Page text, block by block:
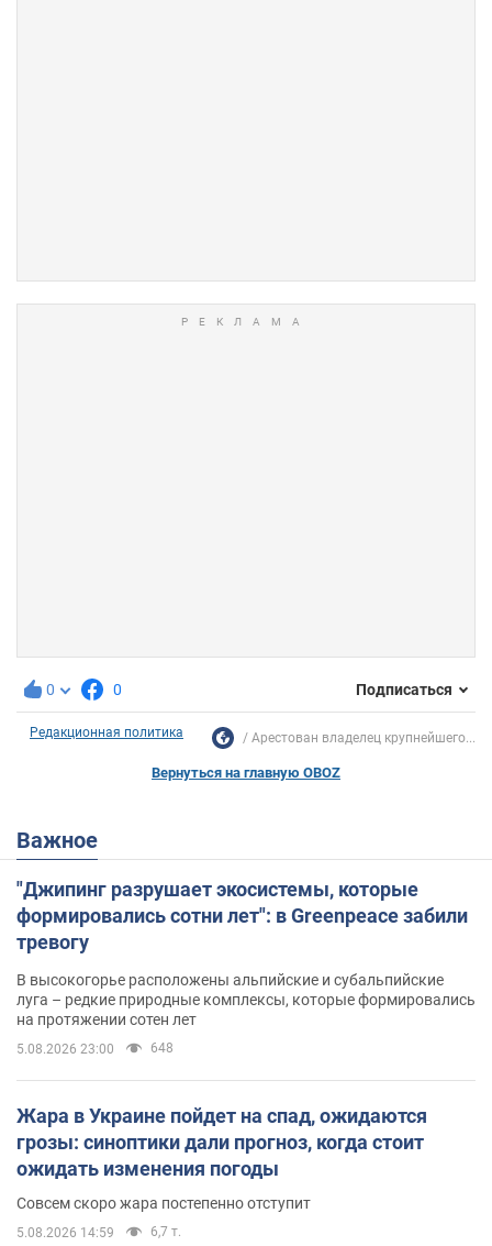
0 0 Подписаться
Редакционная политика Арестован владелец крупнейшего...
Вернуться на главную OBOZ
Важное
"Джипинг разрушает экосистемы, которые
формировались сотни лет": в Greenpeace забили
тревогу
В высокогорье расположены альпийские и субальпийские
луга – редкие природные комплексы, которые формировались
на протяжении сотен лет
5.08.2026 23:00 648
Жара в Украине пойдет на спад, ожидаются
грозы: синоптики дали прогноз, когда стоит
ожидать изменения погоды
Совсем скоро жара постепенно отступит
5.08.2026 14:59 6,7 т.